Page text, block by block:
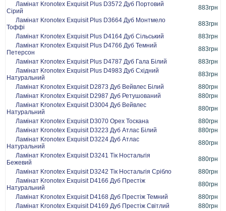
Ламінат Kronotex Exquisit Plus D3572 Дуб Портовий
Сірий
883грн
Ламінат Kronotex Exquisit Plus D3664 Дуб Монтмело
Тоффі
883грн
Ламінат Kronotex Exquisit Plus D4164 Дуб Сільський
883грн
Ламінат Kronotex Exquisit Plus D4766 Дуб Темний
Петерсон
883грн
Ламінат Kronotex Exquisit Plus D4787 Дуб Гала Білий
883грн
Ламінат Kronotex Exquisit Plus D4983 Дуб Східний
Натуральний
883грн
Ламінат Kronotex Exquisit D2873 Дуб Вейвлес Білий
880грн
Ламінат Kronotex Exquisit D2987 Дуб Ретушований
880грн
Ламінат Kronotex Exquisit D3004 Дуб Вейвлес
Натуральний
880грн
Ламінат Kronotex Exquisit D3070 Орех Тоскана
880грн
Ламінат Kronotex Exquisit D3223 Дуб Атлас Білий
880грн
Ламінат Kronotex Exquisit D3224 Дуб Атлас
Натуральний
880грн
Ламінат Kronotex Exquisit D3241 Тік Ностальгія
Бежевий
880грн
Ламінат Kronotex Exquisit D3242 Тік Ностальгія Срібло
880грн
Ламінат Kronotex Exquisit D4166 Дуб Престіж
Натуральний
880грн
Ламінат Kronotex Exquisit D4168 Дуб Престіж Темний
880грн
Ламінат Kronotex Exquisit D4169 Дуб Престіж Світлий
880грн